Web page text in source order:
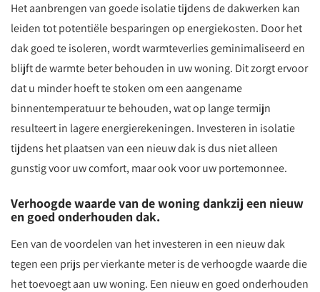
Het aanbrengen van goede isolatie tijdens de dakwerken kan
leiden tot potentiële besparingen op energiekosten. Door het
dak goed te isoleren, wordt warmteverlies geminimaliseerd en
blijft de warmte beter behouden in uw woning. Dit zorgt ervoor
dat u minder hoeft te stoken om een aangename
binnentemperatuur te behouden, wat op lange termijn
resulteert in lagere energierekeningen. Investeren in isolatie
tijdens het plaatsen van een nieuw dak is dus niet alleen
gunstig voor uw comfort, maar ook voor uw portemonnee.
Verhoogde waarde van de woning dankzij een nieuw
en goed onderhouden dak.
Een van de voordelen van het investeren in een nieuw dak
tegen een prijs per vierkante meter is de verhoogde waarde die
het toevoegt aan uw woning. Een nieuw en goed onderhouden